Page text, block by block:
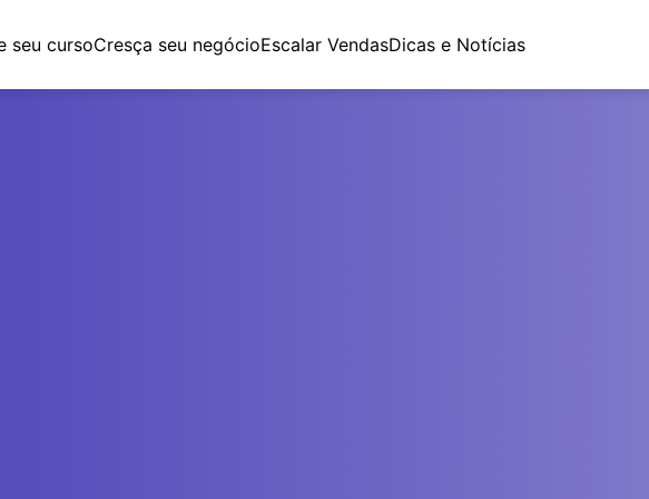
seu cursoCresça seu negócioEscalar VendasDicas e Notícias